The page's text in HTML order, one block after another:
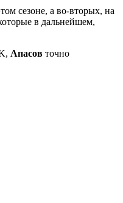
сезоне, а во-вторых, на
в дальнейшем,
Апасов точно